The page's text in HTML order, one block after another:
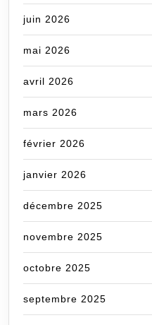
juin 2026
mai 2026
avril 2026
mars 2026
février 2026
janvier 2026
décembre 2025
novembre 2025
octobre 2025
septembre 2025